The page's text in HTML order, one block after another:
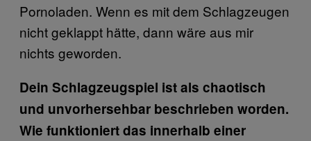
Pornoladen. Wenn es mit dem Schlagzeugen
nicht geklappt hätte, dann wäre aus mir
nichts geworden.
Dein Schlagzeugspiel ist als chaotisch
und unvorhersehbar beschrieben worden.
Wie funktioniert das innerhalb einer